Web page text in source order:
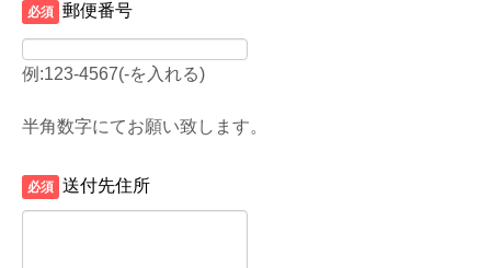
必須 郵便番号
例:123-4567(-を入れる)
半角数字にてお願い致します。
必須 送付先住所